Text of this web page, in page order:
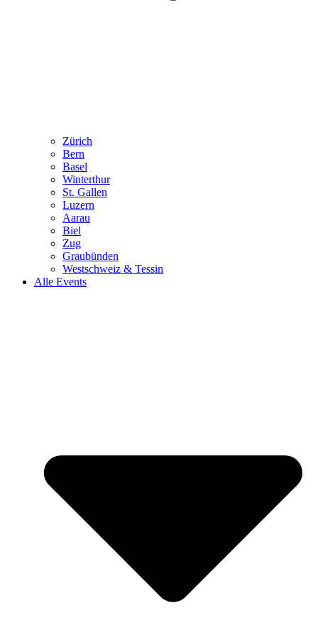
Zürich
Bern
Basel
Winterthur
St. Gallen
Luzern
Aarau
Biel
Zug
Graubünden
Westschweiz & Tessin
Alle Events